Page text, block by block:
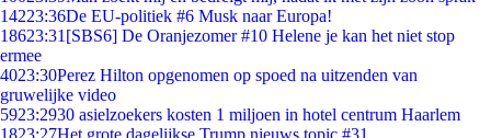
14223:36De EU-politiek #6 Musk naar Europa!
18623:31 [SBS6] De Oranjezomer #10 Helene je kan het niet stop
ermee
4023:30Perez Hilton opgenomen op spoed na uitzenden van
gruwelijke video
5923:2930 asielzoekers kosten 1 miljoen in hotel centrum Haarlem
1823:27Het grote dagelijkse Trump nieuws topic #31